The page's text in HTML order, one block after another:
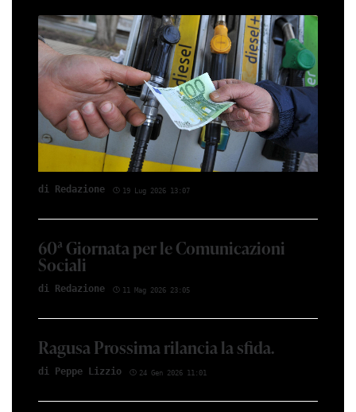
di Red­azio­ne 19 Lug 2026 13:07
60ª Giornata per le Comunicazioni
Sociali
di Red­azio­ne 11 Mag 2026 23:05
Ragusa Prossima rilancia la sfida.
di Peppe Li­z­zio 24 Gen 2026 11:01